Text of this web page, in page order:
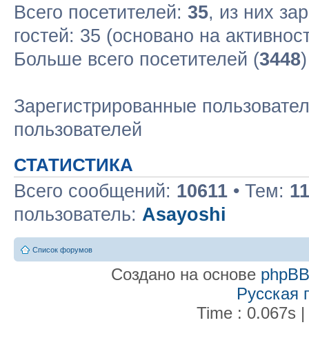
Всего посетителей: 35, из них
гостей: 35 (основано на
Больше всего посетителей (3448
Зарегистрированные
пользователей
СТАТИСТИКА
Всего сообщений: 10611 • Тем:
пользователь: Asayoshi
Список форумов
Создано на основе phpBB
Русская
Time : 0.067s